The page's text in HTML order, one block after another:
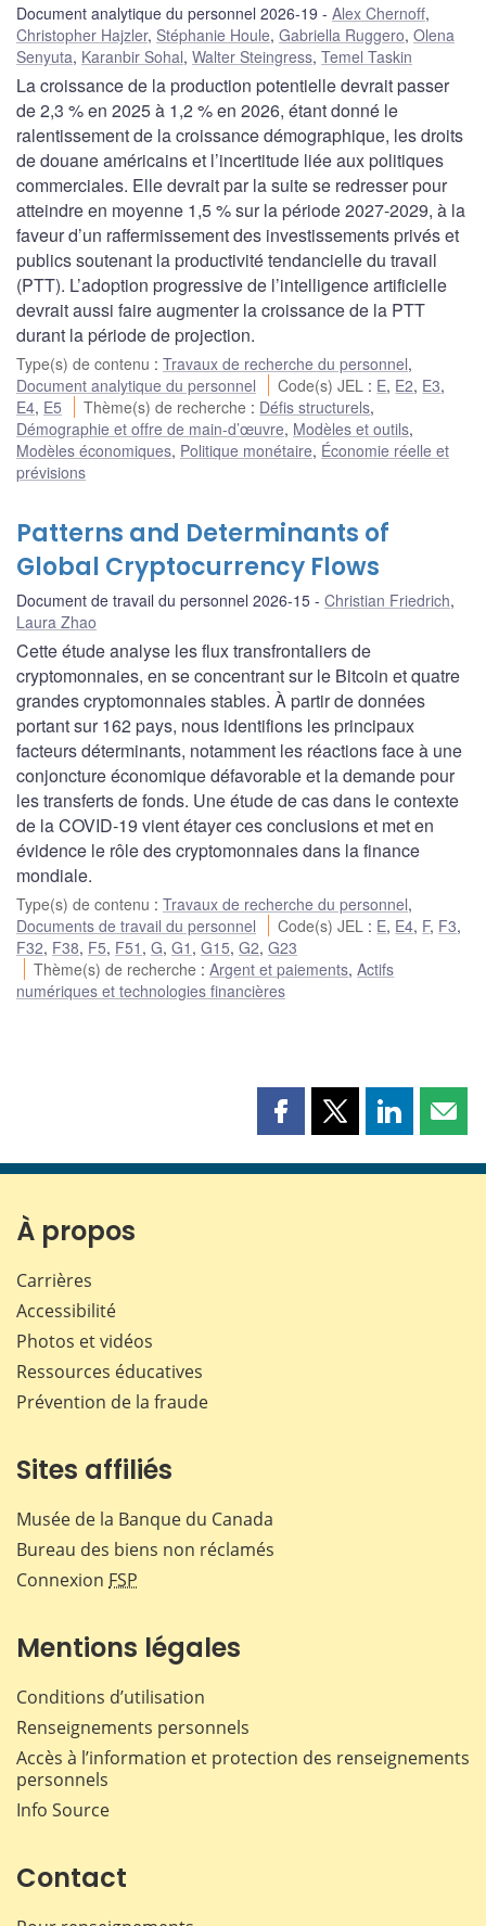
Document analytique du personnel 2026-19 Alex Chernoff,
Christopher Hajzler, Stéphanie Houle, Gabriella Ruggero, Olena
Senyuta, Karanbir Sohal, Walter Steingress, Temel Taskin
La croissance de la production potentielle devrait passer
de 2,3 % en 2025 à 1,2 % en 2026, étant donné le
ralentissement de la croissance démographique, les droits
de douane américains et l’incertitude liée aux politiques
commerciales. Elle devrait par la suite se redresser pour
atteindre en moyenne 1,5 % sur la période 2027-2029, à la
faveur d’un raffermissement des investissements privés et
publics soutenant la productivité tendancielle du travail
(PTT). L’adoption progressive de l’intelligence artificielle
devrait aussi faire augmenter la croissance de la PTT
durant la période de projection.
Type(s) de contenu : Travaux de recherche du personnel,
Document analytique du personnel
Code(s) JEL : E, E2, E3,
E4, E5 Thème(s) de recherche : Défis structurels,
Démographie et offre de main-d’œuvre, Modèles et outils,
Modèles économiques, Politique monétaire, Économie réelle et
prévisions
Patterns and Determinants of
Global Cryptocurrency Flows
Document de travail du personnel 2026-15 Christian Friedrich,
Laura Zhao
Cette étude analyse les flux transfrontaliers de
cryptomonnaies, en se concentrant sur le Bitcoin et quatre
grandes cryptomonnaies stables. À partir de données
portant sur 162 pays, nous identifions les principaux
facteurs déterminants, notamment les réactions face à une
conjoncture économique défavorable et la demande pour
les transferts de fonds. Une étude de cas dans le contexte
de la COVID‑19 vient étayer ces conclusions et met en
évidence le rôle des cryptomonnaies dans la finance
mondiale.
Type(s) de contenu : Travaux de recherche du personnel,
Documents de travail du personnel
Code(s) JEL : E, E4, F, F3,
F32, F38, F5, F51 , G, G1 , G15, G2, G23
Thème(s) de recherche :Argent et paiements,Actifs
numériques et technologies financières
Partager
page
Partager
page
Partager
page page
À propos
Carrières
Accessibilité
Photos et vidéos
Ressources éducatives
Prévention de la fraude
Sites affiliés
Musée de la Banque du Canada
Bureau des biens non réclamés
Connexion FSP
Mentions légales
Conditions d’utilisation
Renseignements personnels
Accès à l’information et protection des renseignements
personnels
Info Source
Contact